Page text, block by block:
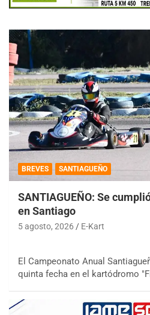
BREVES SANTIAGUEÑO
SANTIAGUEÑO: Se
en Santiago
5 agosto, 2026 E-Kart
El Campeonato Anual
quinta fecha en el kartódromo